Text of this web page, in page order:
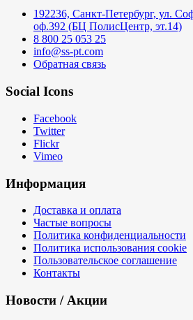
192236, Санкт-Петербург, ул.
оф.392 (БЦ ПолисЦентр, эт.14)
8 800 25 053 25
info@ss-pt.com
Обратная связь
Social Icons
Facebook
Twitter
Flickr
Vimeo
Информация
Доставка и оплата
Частые вопросы
Политика конфиденциальности
Политика использования cookie
Пользовательское соглашение
Контакты
Новости / Акции